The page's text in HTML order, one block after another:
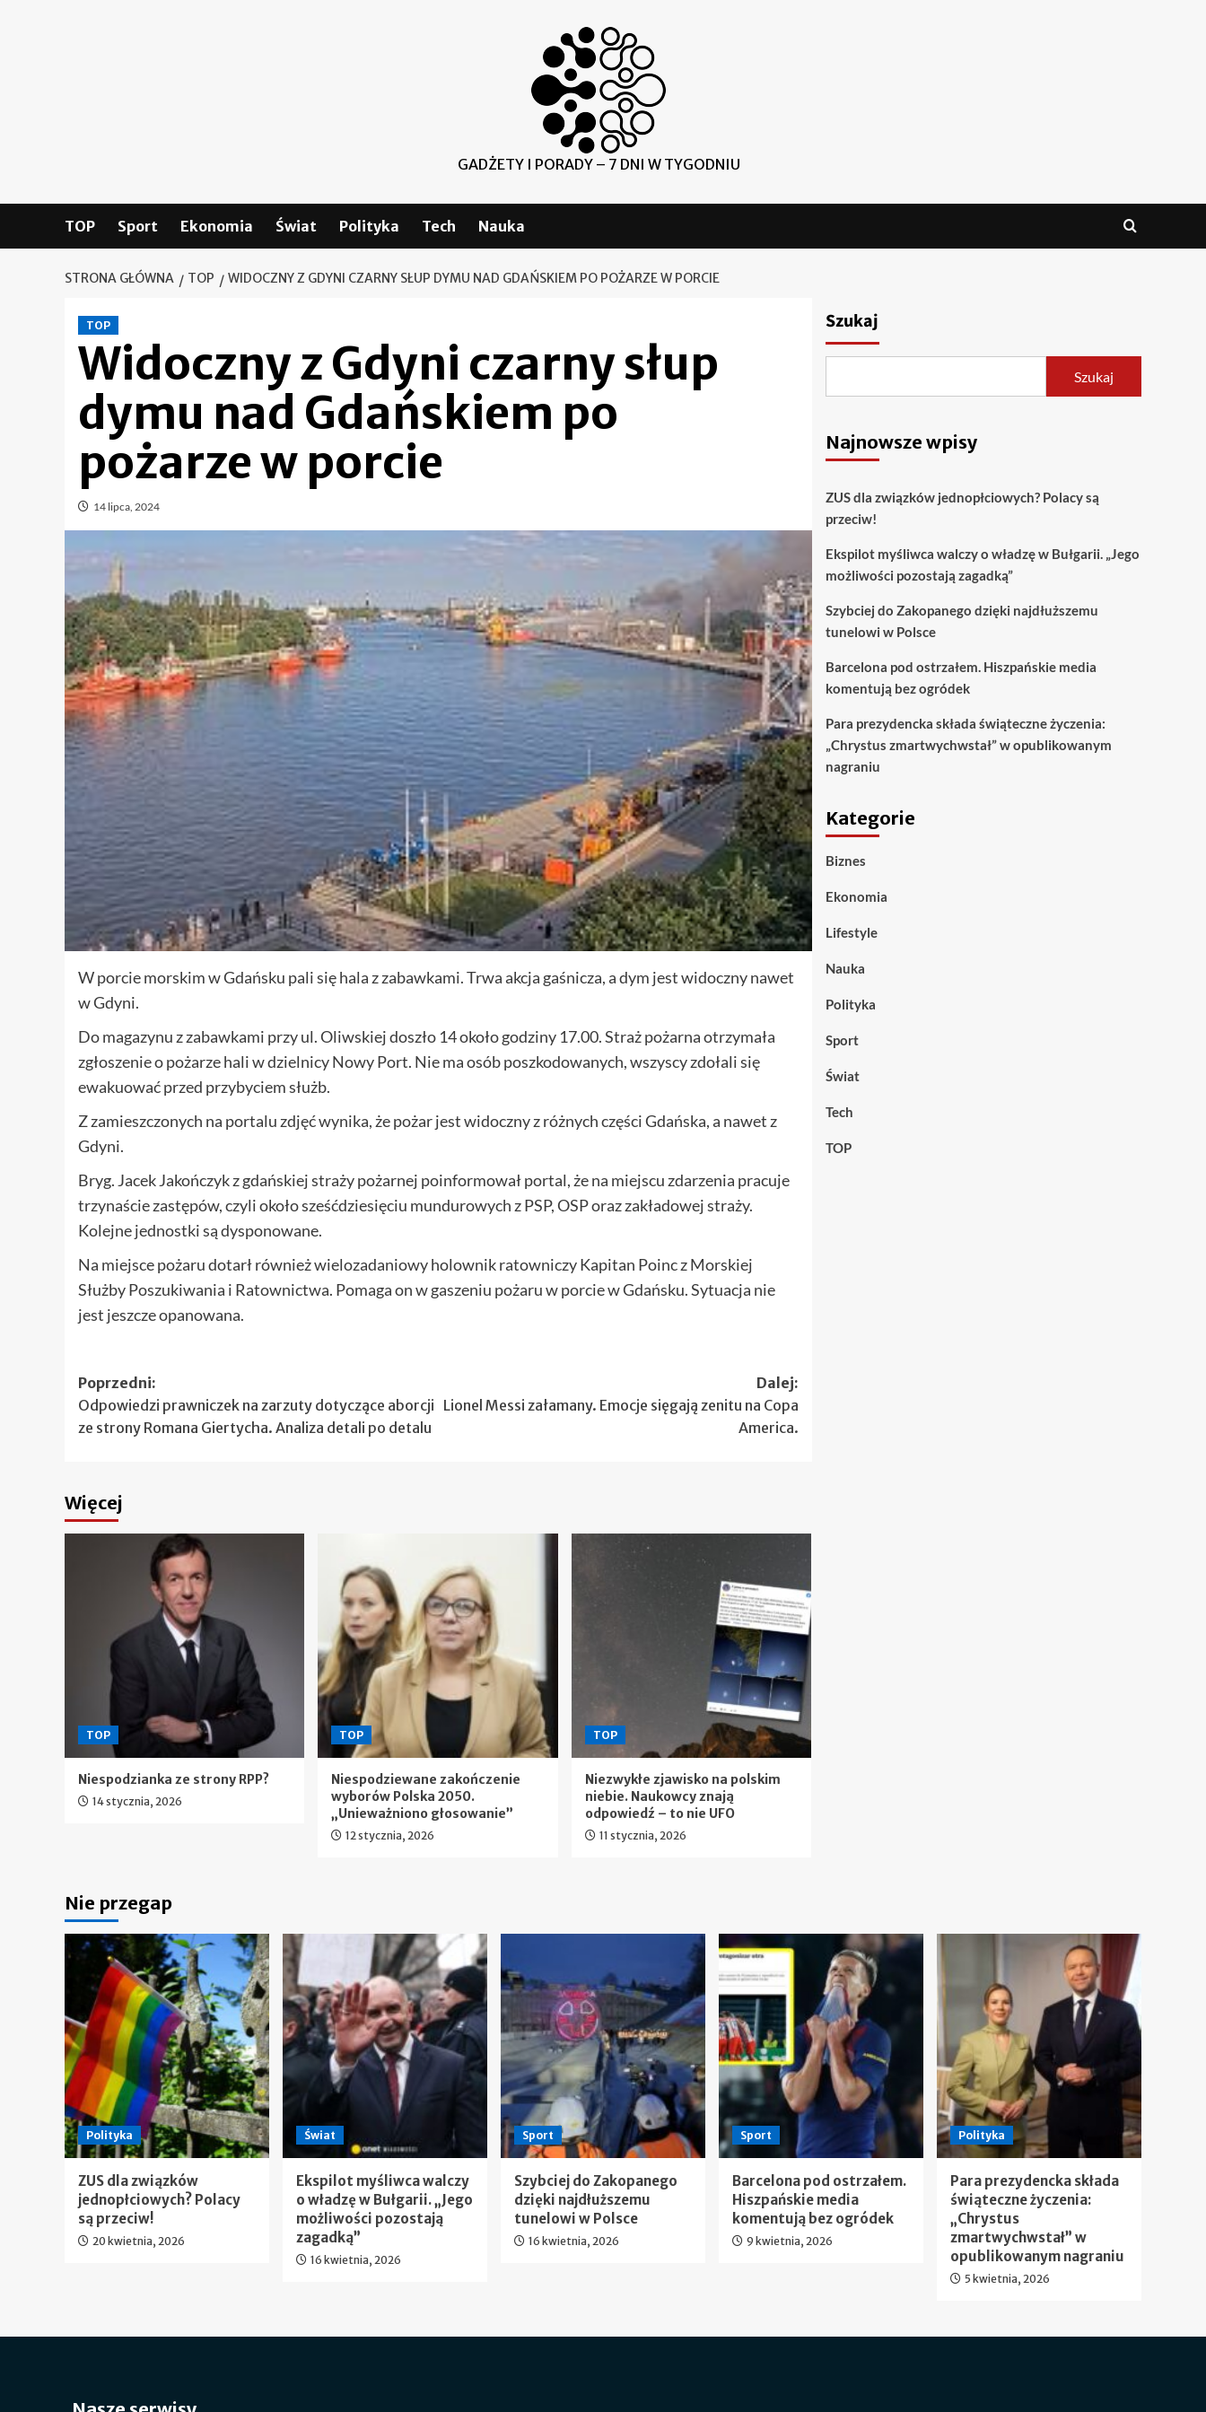
GADŻETY I PORADY – 7 DNI W TYGODNIU
TOP Sport Ekonomia Świat Polityka Tech Nauka
STRONA GŁÓWNA TOP WIDOCZNY Z GDYNI CZARNY SŁUP DYMU NAD GDAŃSKIEM PO POŻARZE W PORCIE
TOP
Widoczny z Gdyni czarny słup
dymu nad Gdańskiem po
pożarze w porcie
14 lipca, 2024
W porcie morskim w Gdańsku pali się hala z zabawkami. Trwa akcja gaśnicza, a dym jest widoczny nawet
w Gdyni.
Do magazynu z zabawkami przy ul. Oliwskiej doszło 14 około godziny 17.00. Straż pożarna otrzymała
zgłoszenie o pożarze hali w dzielnicy Nowy Port. Nie ma osób poszkodowanych, wszyscy zdołali się
ewakuować przed przybyciem służb.
Z zamieszczonych na portalu zdjęć wynika, że pożar jest widoczny z różnych części Gdańska, a nawet z
Gdyni.
Bryg. Jacek Jakończyk z gdańskiej straży pożarnej poinformował portal, że na miejscu zdarzenia pracuje
trzynaście zastępów, czyli około sześćdziesięciu mundurowych z PSP, OSP oraz zakładowej straży.
Kolejne jednostki są dysponowane.
Na miejsce pożaru dotarł również wielozadaniowy holownik ratowniczy Kapitan Poinc z Morskiej
Służby Poszukiwania i Ratownictwa. Pomaga on w gaszeniu pożaru w porcie w Gdańsku. Sytuacja nie
jest jeszcze opanowana.
Zobacz
wpisy
Poprzedni:
Odpowiedzi prawniczek na zarzuty dotyczące aborcji
ze strony Romana Giertycha. Analiza detali po detalu
Dalej:
Lionel Messi załamany. Emocje sięgają zenitu na Copa
America.
Więcej
TOP
Niespodzianka ze strony RPP?
14 stycznia, 2026
TOP
Niespodziewane zakończenie
wyborów Polska 2050.
„Unieważniono głosowanie”
12 stycznia, 2026
TOP
Niezwykłe zjawisko na polskim
niebie. Naukowcy znają
odpowiedź – to nie UFO
11 stycznia, 2026
Szukaj
Szukaj
Najnowsze wpisy
ZUS dla związków jednopłciowych? Polacy są
przeciw!
Ekspilot myśliwca walczy o władzę w Bułgarii. „Jego
możliwości pozostają zagadką”
Szybciej do Zakopanego dzięki najdłuższemu
tunelowi w Polsce
Barcelona pod ostrzałem. Hiszpańskie media
komentują bez ogródek
Para prezydencka składa świąteczne życzenia:
„Chrystus zmartwychwstał” w opublikowanym
nagraniu
Kategorie
Biznes
Ekonomia
Lifestyle
Nauka
Polityka
Sport
Świat
Tech
TOP
Nie przegap
Polityka
ZUS dla związków
jednopłciowych? Polacy
są przeciw!
20 kwietnia, 2026
Świat
Ekspilot myśliwca walczy
o władzę w Bułgarii. „Jego
możliwości pozostają
zagadką”
16 kwietnia, 2026
Sport
Szybciej do Zakopanego
dzięki najdłuższemu
tunelowi w Polsce
16 kwietnia, 2026
Sport
Barcelona pod ostrzałem.
Hiszpańskie media
komentują bez ogródek
9 kwietnia, 2026
Polityka
Para prezydencka składa
świąteczne życzenia:
„Chrystus
zmartwychwstał” w
opublikowanym nagraniu
5 kwietnia, 2026